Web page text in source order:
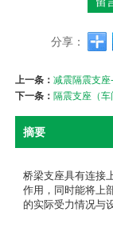
分享：
上一条：减震隔震支
下一条： 隔震支座（车
摘要
桥梁支座具有连接
作用，同时能将上
的实际受力情况与